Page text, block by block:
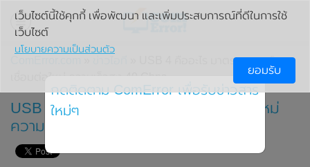
» USB 4 คืออะไร มาตรฐานพอร์ต
USB 4 คืออะไร มาตรฐานพอร์ตเชื่อมต่อใหม่
ความเร็วสูง 40 Gbps
เว็บไซต์นี้ใช้คุกกี้ เพื่อพัฒนา และเพิ่มประสบการณ์ที่ดีในการใช้
เว็บไซต์
นโยบายความเป็นส่วนตัว
ยอมรับ
กดติดตาม ComError เพื่อรับข่าวสาร
ใหม่ๆ